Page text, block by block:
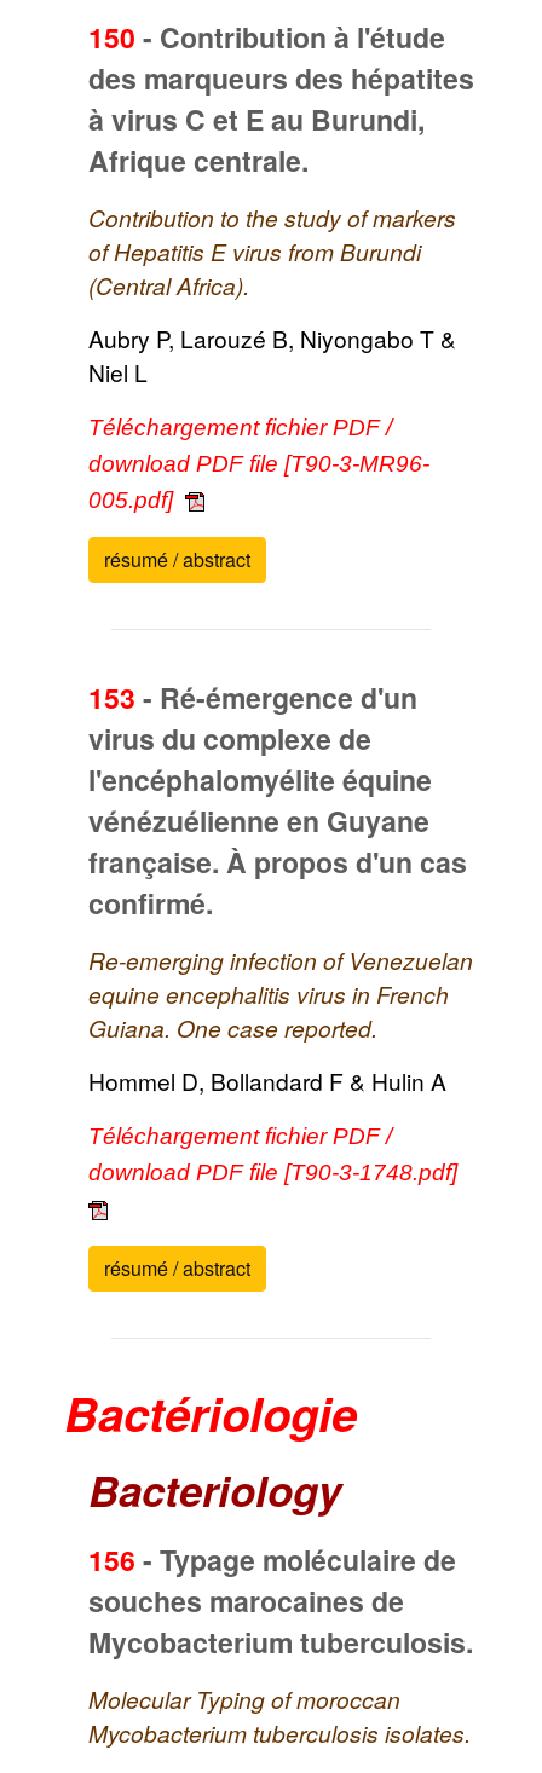
150 - Contribution à l'étude
des marqueurs des hépatites
à virus C et E au Burundi,
Afrique centrale.
Contribution to the study of markers
of Hepatitis E virus from Burundi
(Central Africa).
Aubry P, Larouzé B, Niyongabo T &
Niel L
Téléchargement fichier PDF /
download PDF file [T90-3-MR96-
005.pdf]
résumé / abstract
153 - Ré-émergence d'un
virus du complexe de
l'encéphalomyélite équine
vénézuélienne en Guyane
française. À propos d'un cas
confirmé.
Re-emerging infection of Venezuelan
equine encephalitis virus in French
Guiana. One case reported.
Hommel D, Bollandard F & Hulin A
Téléchargement fichier PDF /
download PDF file [T90-3-1748.pdf]
résumé / abstract
Bactériologie
Bacteriology
156 -Typage moléculaire de
souches marocaines de
Mycobacterium tuberculosis.
Molecular Typing of moroccan
Mycobacterium tuberculosis isolates.